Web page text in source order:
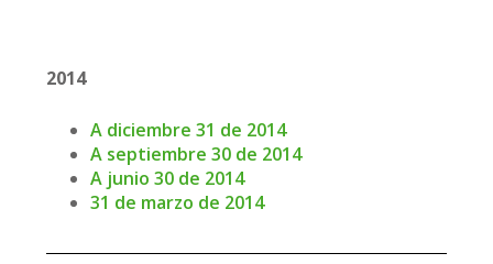
2014
A diciembre 31 de 2014
A septiembre 30 de 2014
A junio 30 de 2014
31 de marzo de 2014